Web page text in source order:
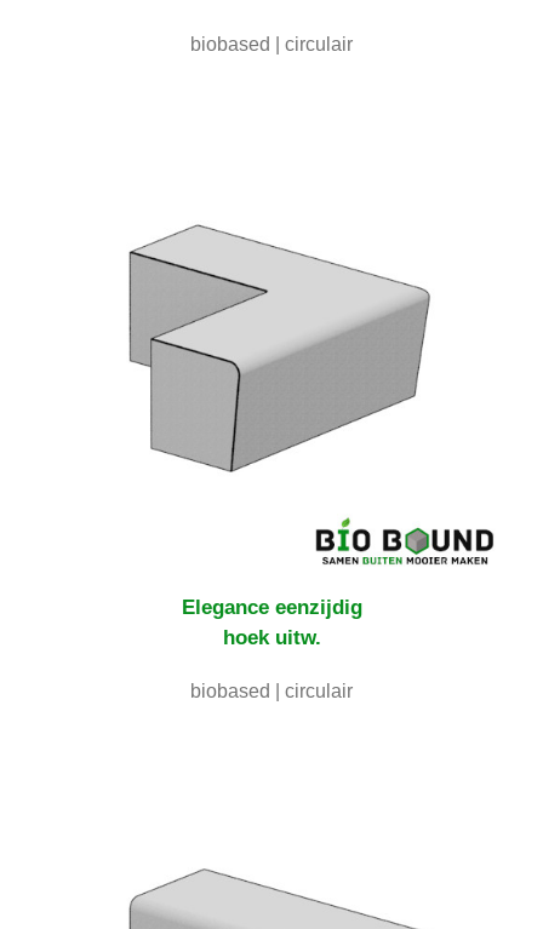
biobased | circulair
Elegance eenzijdig
hoek uitw.
biobased | circulair